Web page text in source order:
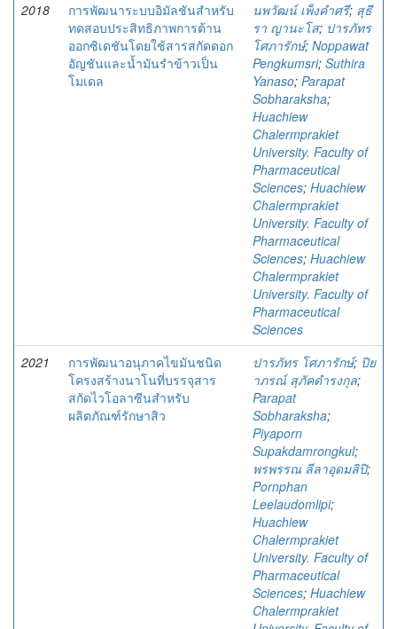
2018
การพัฒนาระบบอิมัลชันสำหรับ
ทดสอบประสิทธิภาพการต้าน
ออกซิเดชันโดยใช้สารสกัดดอก
อัญชันและน้ำมันรำข้าวเป็น
โมเดล
นพวัฒน์ เพ็งคำศรี; สุธี
รา ญานะโส; ปารภัทร
โศภารักษ์; Noppawat
Pengkumsri; Suthira
Yanaso; Parapat
Sobharaksha;
Huachiew
Chalermprakiet
University. Faculty of
Pharmaceutical
Sciences; Huachiew
Chalermprakiet
University. Faculty of
Pharmaceutical
Sciences; Huachiew
Chalermprakiet
University. Faculty of
Pharmaceutical
Sciences
2021
การพัฒนาอนุภาคไขมันชนิด
โครงสร้างนาโนที่บรรจุสาร
สกัดไวโอลาซีนสำหรับ
ผลิตภัณฑ์รักษาสิว
ปารภัทร โศภารักษ์; ปิย
าภรณ์ สุภัคดำรงกุล;
Parapat
Sobharaksha;
Piyaporn
Supakdamrongkul;
พรพรรณ ลีลาอุดมลิปิ;
Pornphan
Leelaudomlipi;
Huachiew
Chalermprakiet
University. Faculty of
Pharmaceutical
Sciences; Huachiew
Chalermprakiet